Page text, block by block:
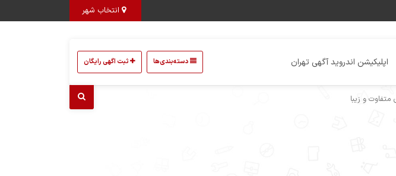
انتخاب شهر
اپلیکیشن اندروید آگهی تهران دسته‌بندی‌ها ثبت اگهی رایگان
و زیبا